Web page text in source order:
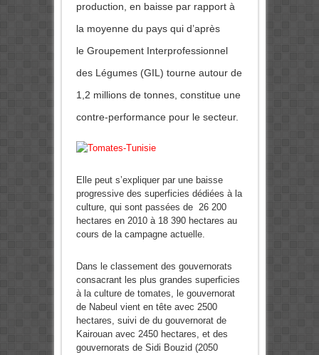
production, en baisse par rapport à
la moyenne du pays qui d’après
le Groupement Interprofessionnel
des Légumes (GIL) tourne autour de
1,2 millions de tonnes, constitue une
contre-performance pour le secteur.
Elle peut s’expliquer par une baisse
progressive des superficies dédiées à la
culture, qui sont passées de 26 200
hectares en 2010 à 18 390 hectares au
cours de la campagne actuelle.
Dans le classement des gouvernorats
consacrant les plus grandes superficies
à la culture de tomates, le gouvernorat
de Nabeul vient en tête avec 2500
hectares, suivi de du gouvernorat de
Kairouan avec 2450 hectares, et des
gouvernorats de Sidi Bouzid (2050